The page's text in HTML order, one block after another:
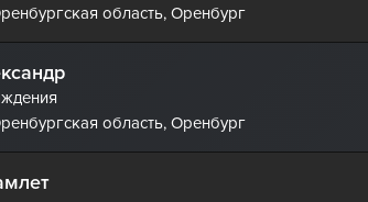
область, Оренбург
область, Оренбург